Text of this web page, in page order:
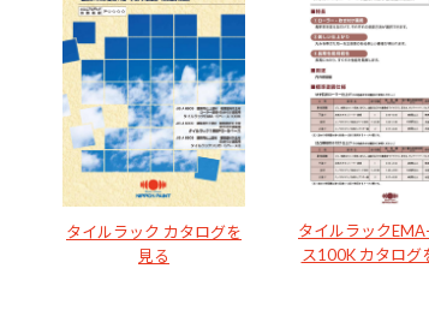
タイルラック カタログを
見る
タイルラック
ス100K カタログ